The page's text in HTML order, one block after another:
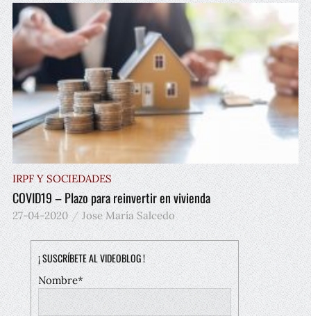
IRPF Y SOCIEDADES
COVID19 – Plazo para reinvertir en vivienda
27-04-2020 Jose María Salcedo
¡ SUSCRÍBETE AL VIDEOBLOG !
Nombre*